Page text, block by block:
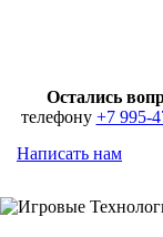
Остались
телефону +7 995-
Написать нам